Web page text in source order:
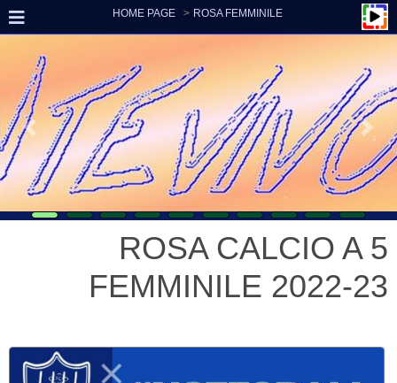
HOME PAGE ROSA FEMMINILE
ROSA CALCIO A 5
FEMMINILE 2022-23